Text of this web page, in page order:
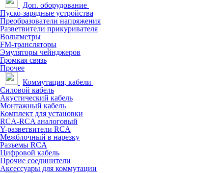
Доп. оборудование
Пуско-зарядные устройства
Преобразователи напряжения
Разветвители прикуривателя
Вольтметры
FM-трансляторы
Эмуляторы чейнджеров
Громкая связь
Прочее
Коммутация, кабели
Силовой кабель
Акустический кабель
Монтажный кабель
Комплект для установки
RCA-RCA аналоговый
Y-разветвители RCA
Межблочный в нарезку
Разъемы RCA
Цифровой кабель
Прочие соединители
Аксессуары для коммутации